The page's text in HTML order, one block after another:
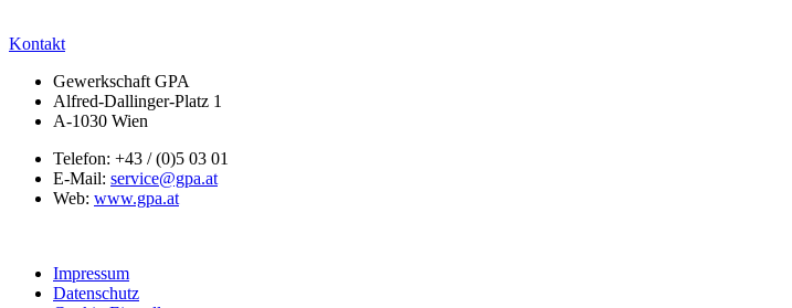
Kontakt
Gewerkschaft GPA
Alfred-Dallinger-Platz 1
A-1030 Wien
Telefon: +43 / (0)5 03 01
E-Mail: service@gpa.at
Web: www.gpa.at
Impressum
Datenschutz